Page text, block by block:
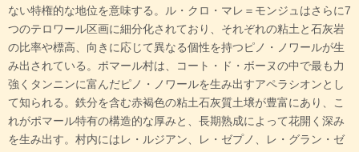
ない特権的な地位を意味する。ル・クロ・マレ＝モンジュはさらに7
つのテロワール区画に細分化されており、それぞれの粘土と石灰岩
の比率や標高、向きに応じて異なる個性を持つピノ・ノワールが生
み出されている。ポマール村は、コート・ド・ボーヌの中で最も力
強くタンニンに富んだピノ・ノワールを生み出すアペラシオンとし
て知られる。鉄分を含む赤褐色の粘土石灰質土壌が豊富にあり、こ
れがポマール特有の構造的な厚みと、長期熟成によって花開く深み
を生み出す。村内にはレ・ルジアン、レ・ゼプノ、レ・グラン・ゼ